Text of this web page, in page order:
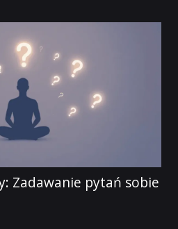
Zadawanie pytań sobie